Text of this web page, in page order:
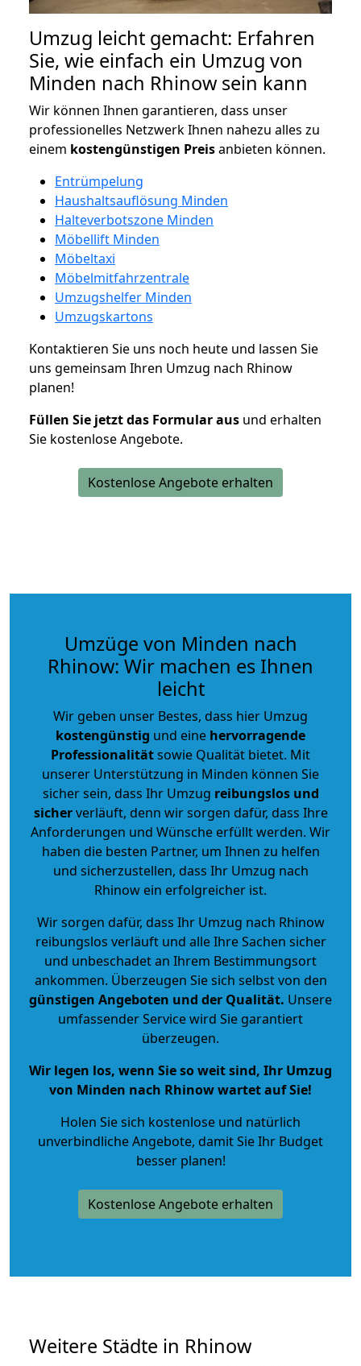
Umzug leicht gemacht: Erfahren
Sie, wie einfach ein Umzug von
Minden nach Rhinow sein kann
Wir können Ihnen garantieren, dass unser
professionelles Netzwerk Ihnen nahezu alles zu
einem kostengünstigen Preisanbieten können.
Entrümpelung
Haushaltsauflösung Minden
Halteverbotszone Minden
Möbellift Minden
Möbeltaxi
Möbelmitfahrzentrale
Umzugshelfer Minden
Umzugskartons
Kontaktieren Sie uns noch heute und lassen Sie
uns gemeinsam Ihren Umzug nach Rhinow
planen!
Füllen Sie jetzt das Formular aus und erhalten
Sie kostenlose Angebote.
Kostenlose Angebote erhalten
Umzüge von Minden nach
Rhinow: Wir machen es Ihnen
leicht
Wir geben unser Bestes, dass hier Umzug
kostengünstig und eine hervorragende
Professionalitätsowie Qualität bietet. Mit
unserer Unterstützung in Minden können Sie
sicher sein, dass Ihr Umzug reibungslos und
sicherverläuft, denn wir sorgen dafür, dass Ihre
Anforderungen und Wünsche erfüllt werden. Wir
haben die besten Partner, um Ihnen zu helfen
und sicherzustellen, dass Ihr Umzug nach
Rhinow ein erfolgreicher ist.
Wir sorgen dafür, dass Ihr Umzug nach Rhinow
reibungslos verläuft und alle Ihre Sachen sicher
und unbeschadet an Ihrem Bestimmungsort
ankommen. Überzeugen Sie sich selbst von den
günstigen Angeboten und der Qualität. Unsere
umfassender Service wird Sie garantiert
überzeugen.
Wir legen los, wenn Sie so weit sind, Ihr Umzug
von Minden nach Rhinow wartet auf Sie!
Holen Sie sich kostenlose und natürlich
unverbindliche Angebote, damit Sie Ihr Budget
besser planen!
Kostenlose Angebote erhalten
Weitere Städte in Rhinow